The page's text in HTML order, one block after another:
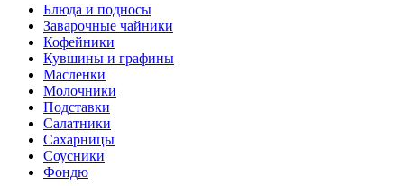
Блюда и подносы
Заварочные чайники
Кофейники
Кувшины и графины
Масленки
Молочники
Подставки
Салатники
Сахарницы
Соусники
Фондю